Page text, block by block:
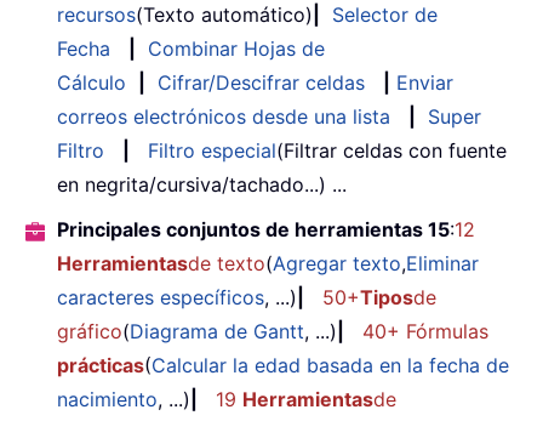
recursos(Texto automático)
Selector de
Fecha
Combinar Hojas de
Cálculo
Cifrar/Descifrar celdas
Enviar
correos electrónicos desde una lista
Super
Filtro
Filtro especial(Filtrar celdas con fuente
en negrita/cursiva/tachado...) ...
Principales conjuntos de herramientas 15:12
Herramientasde texto(Agregar texto,Eliminar
caracteres específicos, ...) 50+Tiposde
gráfico(Diagrama de Gantt, ...)
40+ Fórmulas
prácticas(Calcular la edad basada en la fecha de
nacimiento, ...) 19 Herramientasde